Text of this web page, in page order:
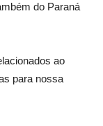
do Paraná
ao
para nossa